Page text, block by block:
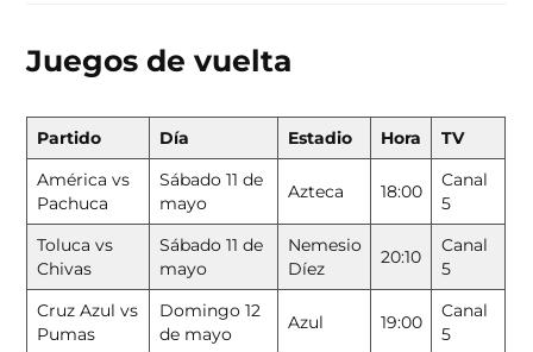
Juegos de vuelta
Partido Día Estadio Hora
TV
América vs
Pachuca
Sábado 11 de
mayo
Azteca 18:00
Canal
5
Toluca vs
Chivas
Sábado 11 de
mayo
Nemesio
Díez
20:10
Canal
5
Cruz Azul vs
Pumas
Domingo 12
de mayo
Azul 19:00
Canal
5